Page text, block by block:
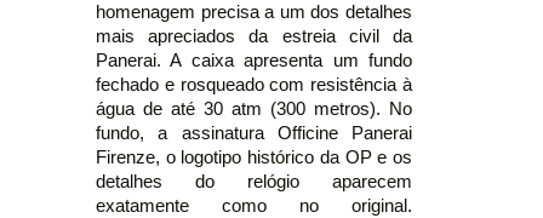
homenagem precisa a um dos detalhes
mais apreciados da estreia civil da
Panerai. A caixa apresenta um fundo
fechado e rosqueado com resistência à
água de até 30 atm (300 metros). No
fundo, a assinatura Officine Panerai
Firenze, o logotipo histórico da OP e os
detalhes do relógio aparecem
exatamente como no original.